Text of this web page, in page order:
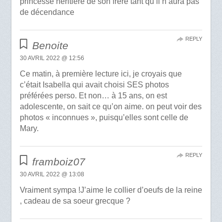
de décendance
Benoite
30 AVRIL 2022 @ 12:56
Ce matin, à première lecture ici, je croyais que
c’était Isabella qui avait choisi SES photos
préférées perso. Et non… à 15 ans, on est
adolescente, on sait ce qu’on aime. on peut voir des
photos « inconnues », puisqu’elles sont celle de
Mary.
REPLY
framboiz07
30 AVRIL 2022 @ 13:08
Vraiment sympa !J’aime le collier d’oeufs de la reine
, cadeau de sa soeur grecque ?
REPLY